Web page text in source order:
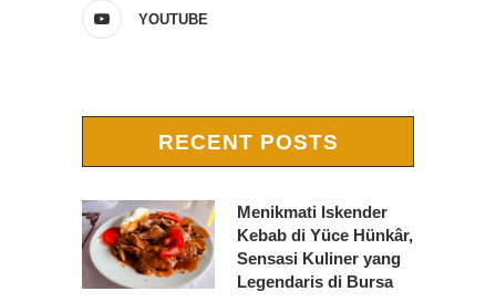
YOUTUBE
RECENT POSTS
Menikmati Iskender
Kebab di Yüce Hünkâr,
Sensasi Kuliner yang
Legendaris di Bursa